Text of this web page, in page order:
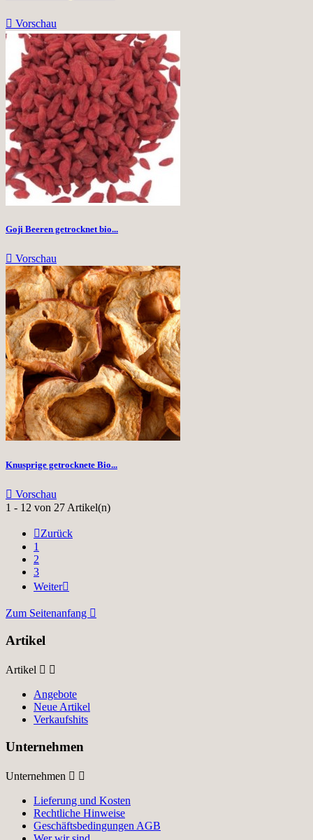
 Vorschau
Goji Beeren getrocknet bio...
 Vorschau
Knusprige getrocknete Bio...
 Vorschau
1 - 12 von 27 Artikel(n)
Zurück
1
2
3
Weiter
Zum Seitenanfang 
Artikel
Artikel  
Angebote
Neue Artikel
Verkaufshits
Unternehmen
Unternehmen  
Lieferung und Kosten
Rechtliche Hinweise
Geschäftsbedingungen AGB